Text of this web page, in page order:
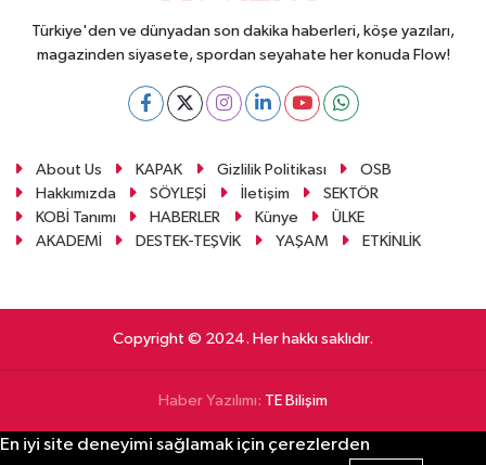
Türkiye'den ve dünyadan son dakika haberleri, köşe yazıları,
magazinden siyasete, spordan seyahate her konuda Flow!
About Us KAPAK Gizlilik Politikası
OSB
Hakkımızda
SÖYLEŞİ İletişim
SEKTÖR
KOBİ Tanımı
HABERLER Künye
ÜLKE
AKADEMİ
DESTEK-TEŞVİK YAŞAM ETKİNLİK
Copyright © 2024. Her hakkı saklıdır.
Haber Yazılımı: TE Bilişim
En iyi site deneyimi sağlamak için çerezlerden